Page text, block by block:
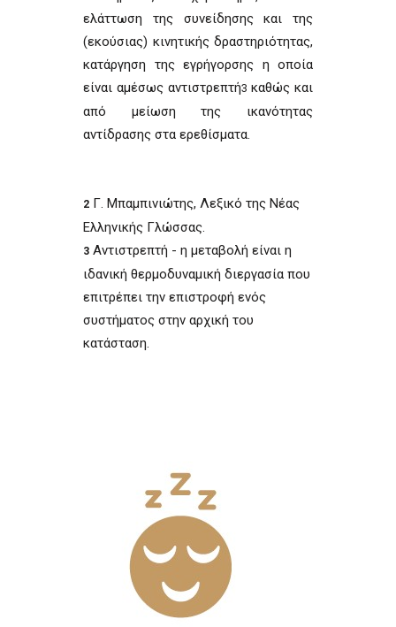
ελάττωση της συνείδησης και της
(εκούσιας) κινητικής δραστηριότητας,
κατάργηση της εγρήγορσης η οποία
είναι αμέσως αντιστρεπτή3 καθώς και
από μείωση της ικανότητας
αντίδρασης στα ερεθίσματα.
2 Γ. Μπαμπινιώτης, Λεξικό της Νέας
Ελληνικής Γλώσσας.
3 Αντιστρεπτή - η μεταβολή είναι η
ιδανική θερμοδυναμική διεργασία που
επιτρέπει την επιστροφή ενός
συστήματος στην αρχική του
κατάσταση.